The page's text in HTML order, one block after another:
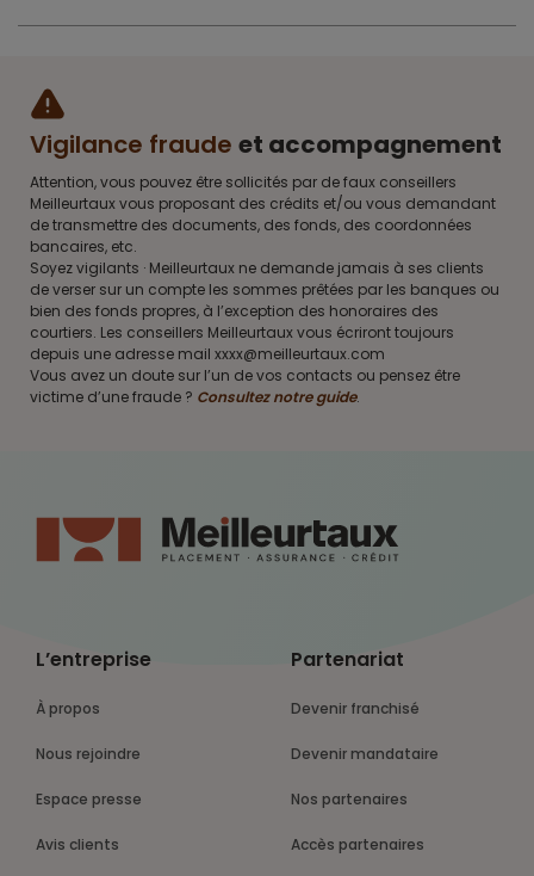
Vigilance fraude et accompagnement
Attention, vous pouvez être sollicités par de faux conseillers
Meilleurtaux vous proposant des crédits et/ou vous demandant
de transmettre des documents, des fonds, des coordonnées
bancaires, etc.
Soyez vigilants · Meilleurtaux ne demande jamais à ses clients
de verser sur un compte les sommes prêtées par les banques ou
bien des fonds propres, à l’exception des honoraires des
courtiers. Les conseillers Meilleurtaux vous écriront toujours
depuis une adresse mail xxxx@meilleurtaux.com
Vous avez un doute sur l’un de vos contacts ou pensez être
victime d’une fraude ? Consultez notre guide.
L’entreprise
À propos
Nous rejoindre
Espace presse
Avis clients
Partenariat
Devenir franchisé
Devenir mandataire
Nos partenaires
Accès partenaires